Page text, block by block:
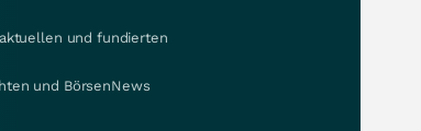
und fundierten
und BörsenNews